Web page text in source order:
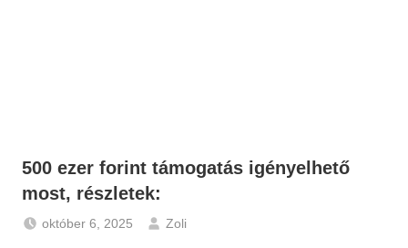
500 ezer forint támogatás igényelhető
most, részletek:
október 6, 2025
Zoli